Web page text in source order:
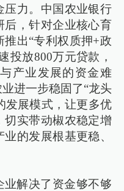
压力。中国农业银行
后，针对企业核心育
出“专利权质押+政
投放800万元贷款，
产业发展的资金难
进一步稳固了“龙头
发展模式，让更多优
切实带动椒农稳定增
的发展根基更稳、
解决了资金够不够